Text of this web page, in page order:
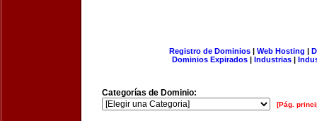
Registro de Dominios| Web Hosting |
Dominios Expirados | Industrias |
Categorías de Dominio:
[Pág.